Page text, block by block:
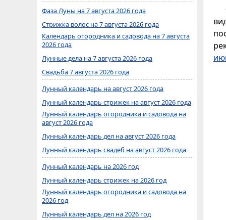
Фаза Луны на 7 августа 2026 года
Стрижка волос на 7 августа 2026 года
Календарь огородника и садовода на 7 августа
2026 года
Лунные дела на 7 августа 2026 года
Свадьба 7 августа 2026 года
Лунный календарь на август 2026 года
Лунный календарь стрижек на август 2026 года
Лунный календарь огородника и садовода на
август 2026 года
Лунный календарь дел на август 2026 года
Лунный календарь свадеб на август 2026 года
Лунный календарь на 2026 год
Лунный календарь стрижек на 2026 год
Лунный календарь огородника и садовода на
2026 год
Лунный календарь дел на 2026 год